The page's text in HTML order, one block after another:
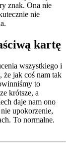
znak. Ona nie
nie
kartę
wszystkiego i
jak coś nam tak
to
krótsze, a
daje nam ono
upokorzenie,
To normalne.